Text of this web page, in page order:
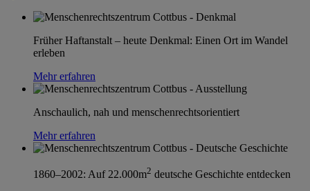
Früher Haftanstalt – heute Denkmal: Einen Ort im Wandel
erleben
Mehr erfahren
Anschaulich, nah und menschenrechtsorientiert
Mehr erfahren
1860–2002: Auf 22.000m2 deutsche Geschichte entdecken